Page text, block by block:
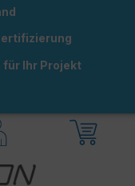
Ihr Projekt